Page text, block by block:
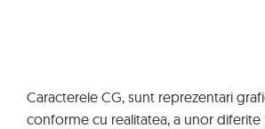
Caracterele CG, sunt reprezentari
conforme cu realitatea, a unor diferite